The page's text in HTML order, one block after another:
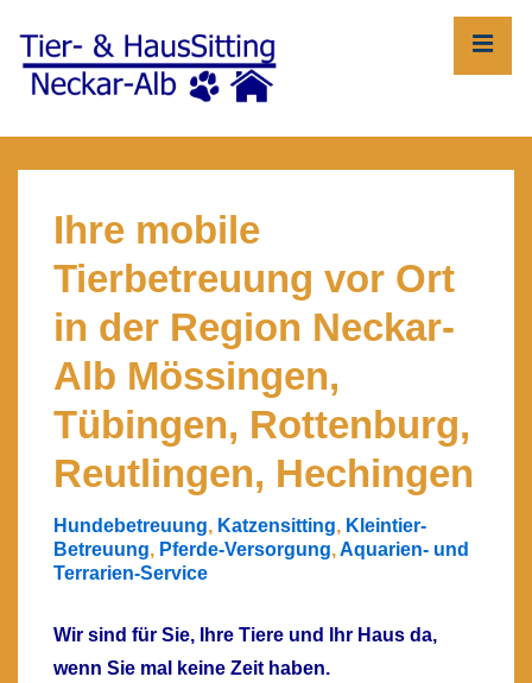
Inhalt
Ihre mobile
Tierbetreuung vor Ort
in der Region Neckar-
Alb Mössingen,
Tübingen, Rottenburg,
Reutlingen, Hechingen
Hundebetreuung, Katzensitting, Kleintier-
Betreuung, Pferde-Versorgung,Aquarien- und
Terrarien-Service
Wir sind für Sie, Ihre Tiere und Ihr Haus da,
wenn Sie mal keine Zeit haben.